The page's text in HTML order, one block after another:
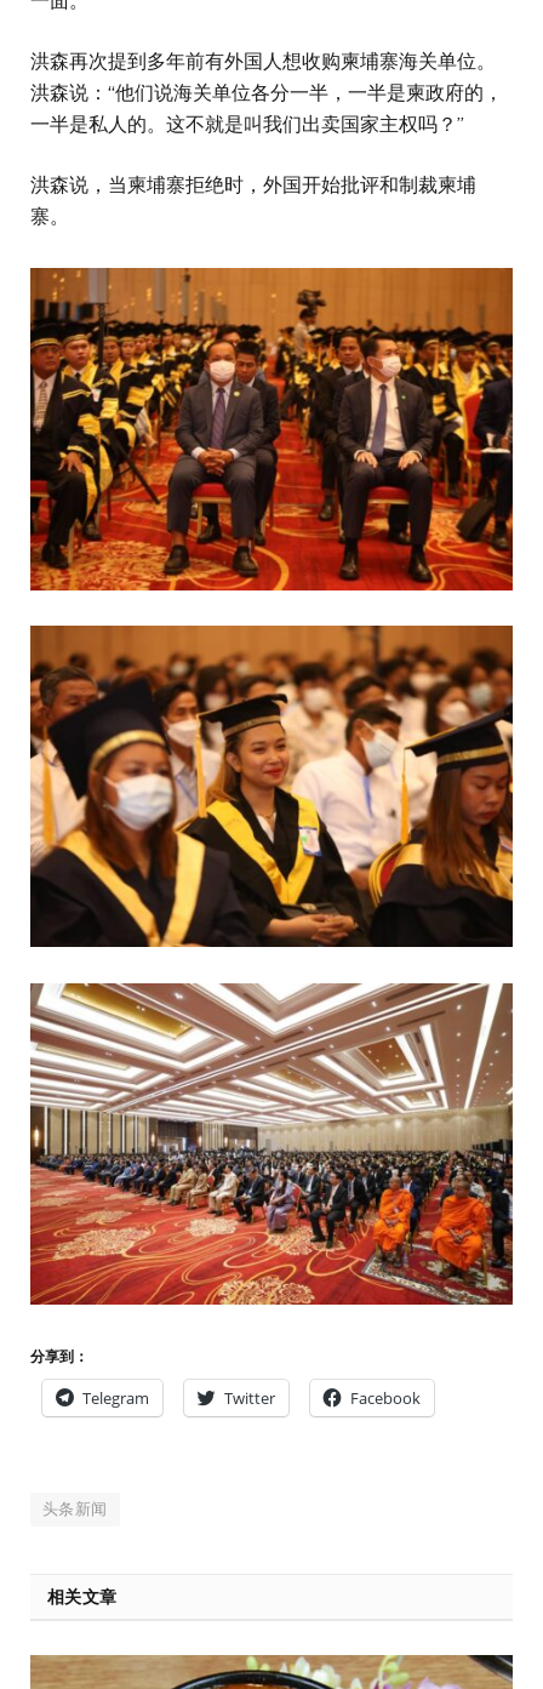
洪森再次提到多年前有外国人想收购柬埔寨海关单位。
洪森说：“他们说海关单位各分一半，一半是柬政府的，
一半是私人的。这不就是叫我们出卖国家主权吗？”
洪森说，当柬埔寨拒绝时，外国开始批评和制裁柬埔
寨。
分享到：
Telegram Twitter Facebook
头条新闻
相关文章